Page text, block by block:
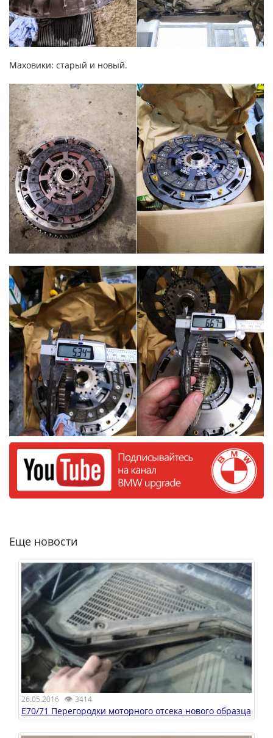
Маховики: старый и новый.
Еще новости
26.05.2016 👁 3414
Е70/71 Перегородки моторного отсека нового образца